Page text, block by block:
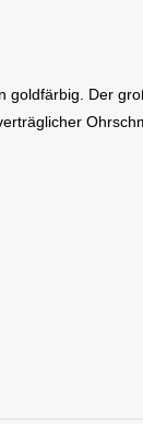
goldfärbig. Der